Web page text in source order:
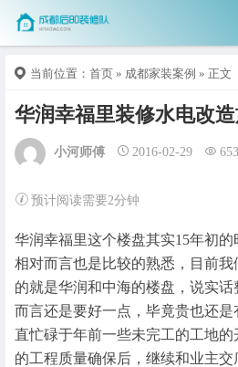
当前位置： 首页 » 成都家装案例 » 正文
华润幸福里装修水电改
小河师傅 2016-02-29
预计阅读需要2分钟
华润幸福里这个楼盘其实15年初
相对而言也是比较的熟悉，目前
的就是华润和中海的楼盘，说实
而言还是要好一点，毕竟贵也还
直忙碌于年前一些未完工的工地
的工程质量确保后，继续和业主